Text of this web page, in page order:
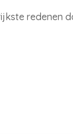
redenen